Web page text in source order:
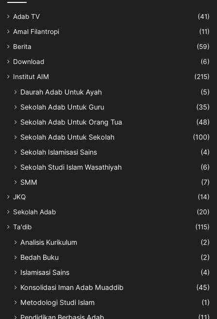
Adab TV
(41)
Amal Filantropi
(11)
Berita
(59)
Download
(6)
Institut AIM
(215)
Daurah Adab Untuk Ayah
(5)
Sekolah Adab Untuk Guru
(35)
Sekolah Adab Untuk Orang Tua
(48)
Sekolah Adab Untuk Sekolah
(100)
Sekolah Islamisasi Sains
(4)
Sekolah Studi Islam Wasathiyah
(6)
SMM
(7)
JKQ
(14)
Sekolah Adab
(20)
Ta'dib
(115)
Analisis Kurikulum
(2)
Bedah Buku
(2)
Islamisasi Sains
(4)
Konsolidasi Iman Adab Muaddib
(45)
Metodologi Studi Islam
(1)
Pendidikan Berbasis Adab
(11)